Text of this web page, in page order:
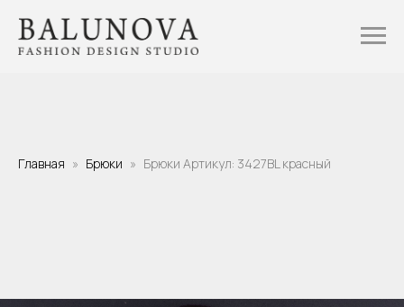
Главная Брюки Брюки Артикул: 3427BL красный